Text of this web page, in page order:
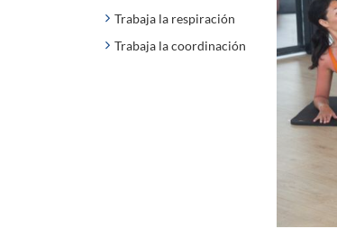
Trabaja la respiración
Trabaja la coordinación